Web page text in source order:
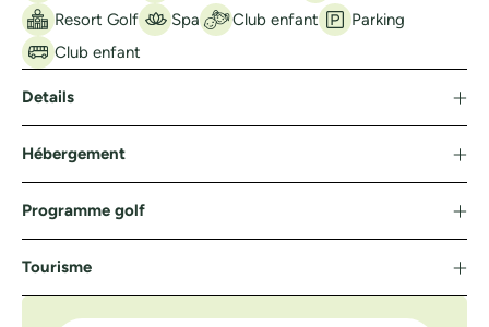
Resort Golf
Spa Club enfant
Parking
Club enfant
Details
Hébergement
Programme golf
Tourisme